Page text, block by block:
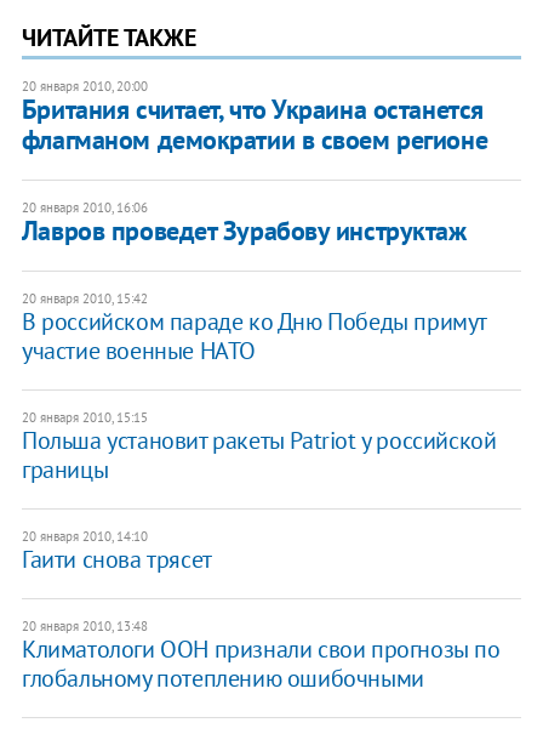
ЧИТАЙТЕ ТАКЖЕ
20 января 2010, 20:00
Британия считает, что Украина останется
флагманом демократии в своем регионе
20 января 2010, 16:06
Лавров проведет Зурабову инструктаж
20 января 2010, 15:42
В российском параде ко Дню Победы примут
участие военные НАТО
20 января 2010, 15:15
Польша установит ракеты Patriot у российской
границы
20 января 2010, 14:10
Гаити снова трясет
20 января 2010, 13:48
Климатологи ООН признали свои прогнозы по
глобальному потеплению ошибочными